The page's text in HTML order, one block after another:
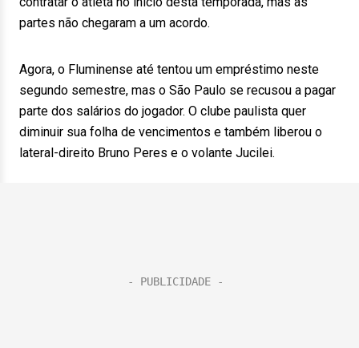
partes não chegaram a um acordo.
Agora, o Fluminense até tentou um empréstimo neste
segundo semestre, mas o São Paulo se recusou a pagar
parte dos salários do jogador. O clube paulista quer
diminuir sua folha de vencimentos e também liberou o
lateral-direito Bruno Peres e o volante Jucilei.